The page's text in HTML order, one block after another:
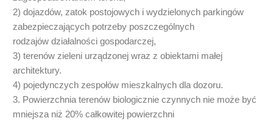
2) dojazdów, zatok postojowych i wydzielonych parkingów
zabezpieczających potrzeby poszczególnych
rodzajów działalności gospodarczej,
3) terenów zieleni urządzonej wraz z obiektami małej
architektury.
4) pojedynczych zespołów mieszkalnych dla dozoru.
3. Powierzchnia terenów biologicznie czynnych nie może być
mniejsza niż 20% całkowitej powierzchni